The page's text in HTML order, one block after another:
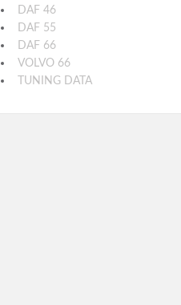
DAF 46
DAF 55
DAF 66
VOLVO 66
TUNING DATA